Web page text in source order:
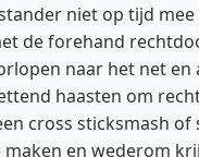
niet op tijd
de forehand
naar het net en
haasten om
cross sticksmash of
en wederom